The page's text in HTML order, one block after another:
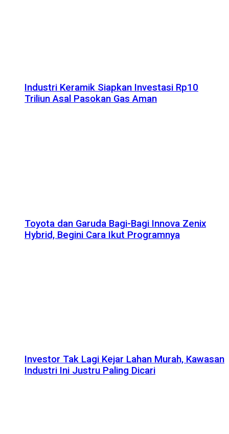
Industri Keramik Siapkan Investasi Rp10
Triliun Asal Pasokan Gas Aman
Toyota dan Garuda Bagi-Bagi Innova Zenix
Hybrid, Begini Cara Ikut Programnya
Investor Tak Lagi Kejar Lahan Murah, Kawasan
Industri Ini Justru Paling Dicari